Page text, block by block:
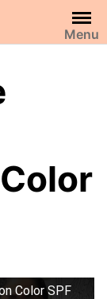
Menu
Color SPF